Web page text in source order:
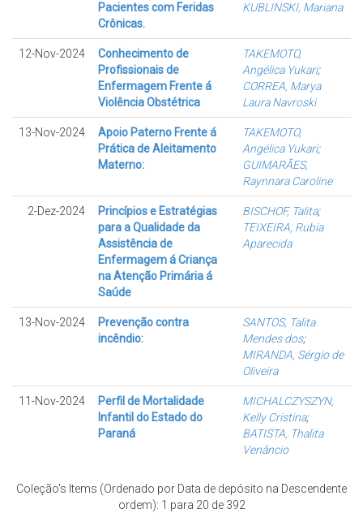
Pacientes com Feridas
Crônicas.
KUBLINSKI, Mariana
12-Nov-2024
Conhecimento de
Profissionais de
Enfermagem Frente á
Violência Obstétrica
TAKEMOTO,
Angélica Yukari;
CORREA, Marya
Laura Navroski
13-Nov-2024
Apoio Paterno Frente á
Prática de Aleitamento
Materno:
TAKEMOTO,
Angélica Yukari;
GUIMARÃES,
Raynnara Caroline
2-Dez-2024
Princípios e Estratégias
para a Qualidade da
Assistência de
Enfermagem á Criança
na Atenção Primária á
Saúde
BISCHOF, Talita;
TEIXEIRA, Rubia
Aparecida
13-Nov-2024
Prevenção contra
incêndio:
SANTOS, Talita
Mendes dos;
MIRANDA, Sérgio de
Oliveira
11-Nov-2024
Perfil de Mortalidade
Infantil do Estado do
Paraná
MICHALCZYSZYN,
Kelly Cristina;
BATISTA, Thalita
Venâncio
Coleção's Items (Ordenado por Data de depósito na Descendente
ordem): 1 para 20 de 392